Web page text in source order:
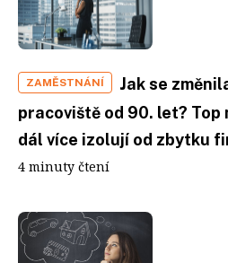
ZAMĚSTNÁNÍ
Jak se
pracoviště od 90. let? Top
dál více izolují od zbytku
4 minuty čtení